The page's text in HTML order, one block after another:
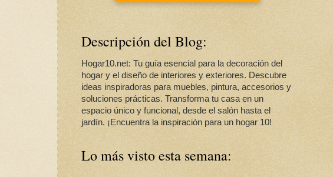
Descripción del Blog:
Hogar10.net: Tu guía esencial para la decoración del
hogar y el diseño de interiores y exteriores. Descubre
ideas inspiradoras para muebles, pintura, accesorios y
soluciones prácticas. Transforma tu casa en un
espacio único y funcional, desde el salón hasta el
jardín. ¡Encuentra la inspiración para un hogar 10!
Lo más visto esta semana: